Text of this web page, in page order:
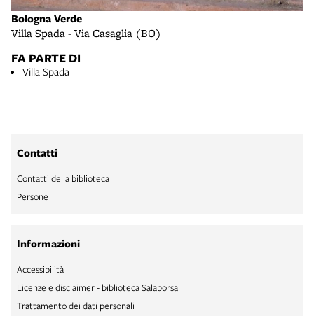
Bologna Verde
Villa Spada - Via Casaglia (BO)
FA PARTE DI
Villa Spada
Contatti
Contatti della biblioteca
Persone
Informazioni
Accessibilità
Licenze e disclaimer - biblioteca Salaborsa
Trattamento dei dati personali